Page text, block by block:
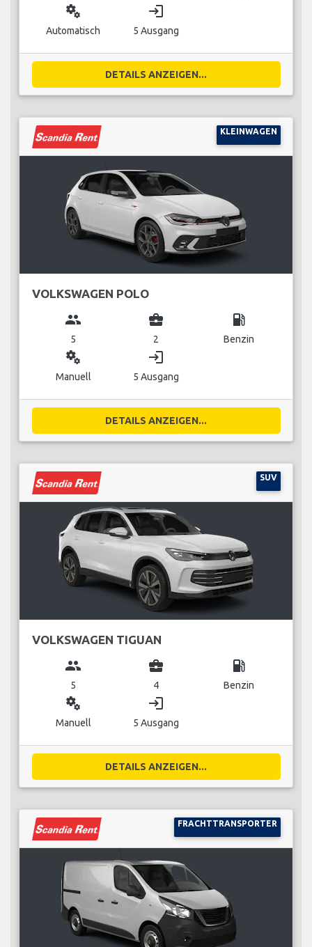
miscellaneous_services
Automatisch
login
5 Ausgang
DETAILS ANZEIGEN...
KLEINWAGEN
VOLKSWAGEN POLO
group
5
business_center
2
local_gas_station
Benzin
miscellaneous_services
Manuell
login
5 Ausgang
DETAILS ANZEIGEN...
SUV
VOLKSWAGEN TIGUAN
group
5
business_center
4
local_gas_station
Benzin
miscellaneous_services
Manuell
login
5 Ausgang
DETAILS ANZEIGEN...
FRACHTTRANSPORTER